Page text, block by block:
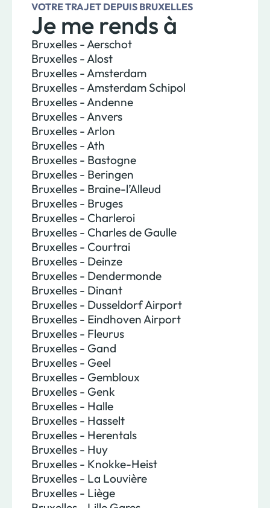
VOTRE TRAJET DEPUIS BRUXELLES
Je me rends à
Bruxelles - Aerschot
Bruxelles - Alost
Bruxelles - Amsterdam
Bruxelles - Amsterdam Schipol
Bruxelles - Andenne
Bruxelles - Anvers
Bruxelles - Arlon
Bruxelles - Ath
Bruxelles - Bastogne
Bruxelles - Beringen
Bruxelles - Braine-l’Alleud
Bruxelles - Bruges
Bruxelles - Charleroi
Bruxelles - Charles de Gaulle
Bruxelles - Courtrai
Bruxelles - Deinze
Bruxelles - Dendermonde
Bruxelles - Dinant
Bruxelles - Dusseldorf Airport
Bruxelles - Eindhoven Airport
Bruxelles - Fleurus
Bruxelles - Gand
Bruxelles - Geel
Bruxelles - Gembloux
Bruxelles - Genk
Bruxelles - Halle
Bruxelles - Hasselt
Bruxelles - Herentals
Bruxelles - Huy
Bruxelles - Knokke-Heist
Bruxelles - La Louvière
Bruxelles - Liège